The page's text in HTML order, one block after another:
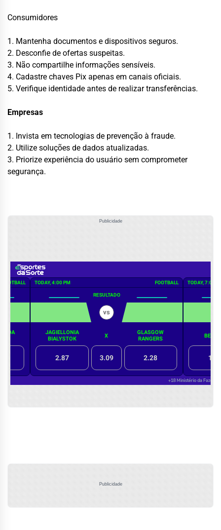
Consumidores
1. Mantenha documentos e dispositivos seguros.
2. Desconfie de ofertas suspeitas.
3. Não compartilhe informações sensíveis.
4. Cadastre chaves Pix apenas em canais oficiais.
5. Verifique identidade antes de realizar transferências.
Empresas
1. Invista em tecnologias de prevenção à fraude.
2. Utilize soluções de dados atualizadas.
3. Priorize experiência do usuário sem comprometer
segurança.
Publicidade
Publicidade